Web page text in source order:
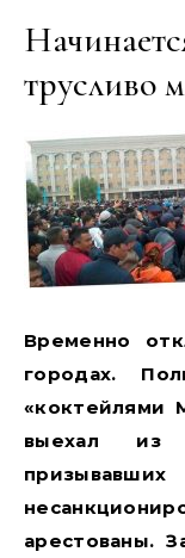
трусливо
Временно
городах.
«коктейлями
выехал из
арестованы.